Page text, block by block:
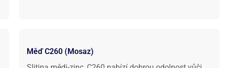
Měď C260 (Mosaz)